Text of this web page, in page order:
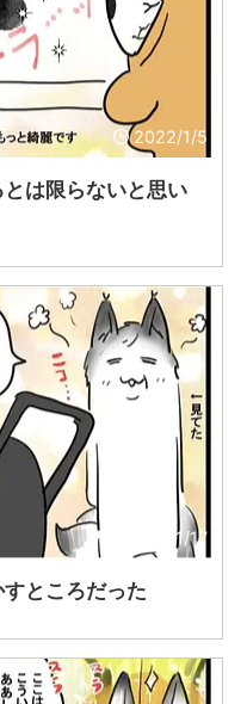
2022/1/5
は限らないと思い
2021/11/17
ところだった